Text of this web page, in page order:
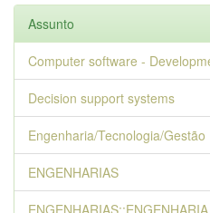
Assunto
Computer software -
Decision support systems
Engenharia/Tecnologia/Gestão
ENGENHARIAS